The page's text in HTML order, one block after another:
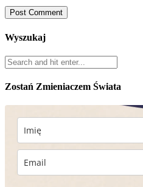
Wyszukaj
Zostań Zmieniaczem Świata